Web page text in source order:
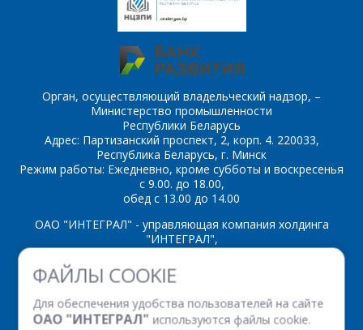
ФАЙЛЫ COOKIE
Для обеспечения удобства пользователей на сайте
ОАО "ИНТЕГРАЛ" используются файлы cookie.
Орган, осуществляющий владельческий надзор, –
Министерство промышленности
Республики Беларусь
Адрес: Партизанский проспект, 2, корп. 4. 220033,
Республика Беларусь, г. Минск
Режим работы: Ежедневно, кроме субботы и воскресенья
с 9.00. до 18.00,
обед с 13.00 до 14.00
ОАО "ИНТЕГРАЛ" - управляющая компания холдинга
"ИНТЕГРАЛ",
ул. Казинца И.П., д.121А, комната 327, г. Минск, 220108,
Республика Беларусь
Факс: (+375 17) 338 12 94 УНП 100386629
Рег. номер 100386629 от 01.08.2013 г.
*- обязательные
поля
- обязательные
поля
ОТПРАВИТЬ